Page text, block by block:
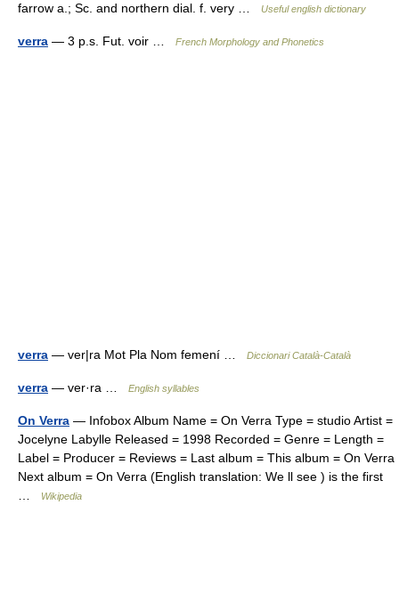
farrow a.; Sc. and northern dial. f. very …
Useful english dictionary
verra — 3 p.s. Fut. voir … French Morphology and Phonetics
verra — ver|ra Mot Pla Nom femení … Diccionari Català-Català
verra — ver·ra … English syllables
On Verra — Infobox Album Name = On Verra Type = studio Artist =
Jocelyne Labylle Released = 1998 Recorded = Genre = Length =
Label = Producer = Reviews = Last album = This album = On Verra
Next album = On Verra (English translation: We ll see ) is the first
Wikipedia